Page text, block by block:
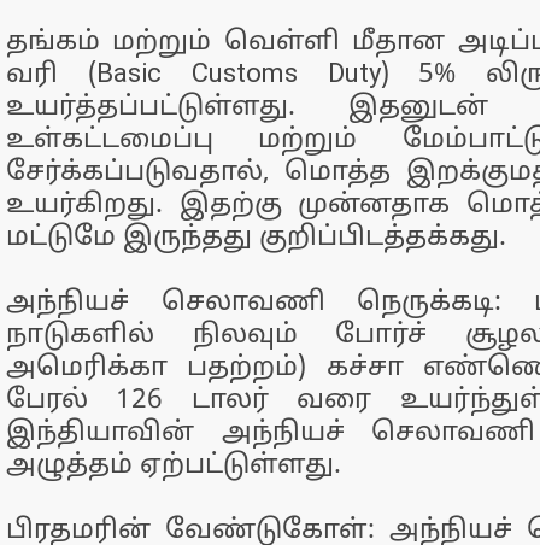
தங்கம் மற்றும் வெள்ளி மீதான
வரி (Basic Customs Duty) 5%
உயர்த்தப்பட்டுள்ளது.
உள்கட்டமைப்பு மற்றும்
சேர்க்கப்படுவதால், மொத்த
உயர்கிறது. இதற்கு முன்னதாக
மட்டுமே இருந்தது குறிப்பிடத்தக்கது.
அந்நியச் செலாவணி நெருக்கடி:
நாடுகளில் நிலவும் போர்ச்
அமெரிக்கா பதற்றம்) கச்சா
பேரல் 126 டாலர் வரை
இந்தியாவின் அந்நியச் செலாவணி
அழுத்தம் ஏற்பட்டுள்ளது.
பிரதமரின் வேண்டுகோள்: